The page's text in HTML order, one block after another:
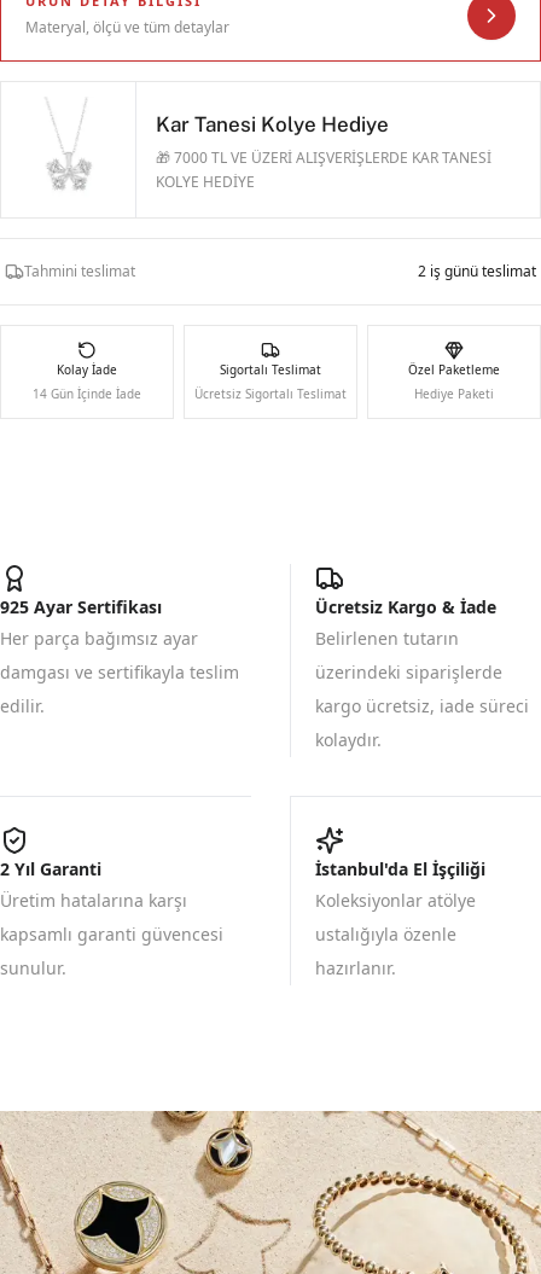
Materyal, ölçü ve tüm detaylar
Kar Tanesi Kolye Hediye
🎁 7000 TL VE ÜZERİ ALIŞVERİŞLERDE KAR TANESİ
KOLYE HEDİYE
Tahmini teslimat 2 iş günü teslimat
Kolay İade
14 Gün İçinde İade
Sigortalı Teslimat
Ücretsiz Sigortalı Teslimat
Özel Paketleme
Hediye Paketi
925 Ayar Sertifikası
Her parça bağımsız ayar
damgası ve sertifikayla teslim
edilir.
Ücretsiz Kargo & İade
Belirlenen tutarın
üzerindeki siparişlerde
kargo ücretsiz, iade süreci
kolaydır.
2 Yıl Garanti
Üretim hatalarına karşı
kapsamlı garanti güvencesi
sunulur.
İstanbul'da El İşçiliği
Koleksiyonlar atölye
ustalığıyla özenle
hazırlanır.